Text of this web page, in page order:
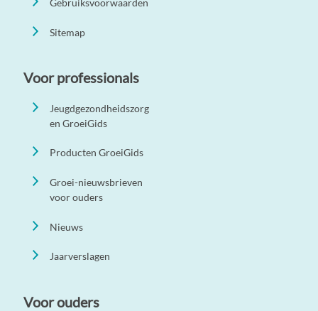
Gebruiksvoorwaarden
Sitemap
Voor professionals
Jeugdgezondheidszorg
en GroeiGids
Producten GroeiGids
Groei-nieuwsbrieven
voor ouders
Nieuws
Jaarverslagen
Voor ouders